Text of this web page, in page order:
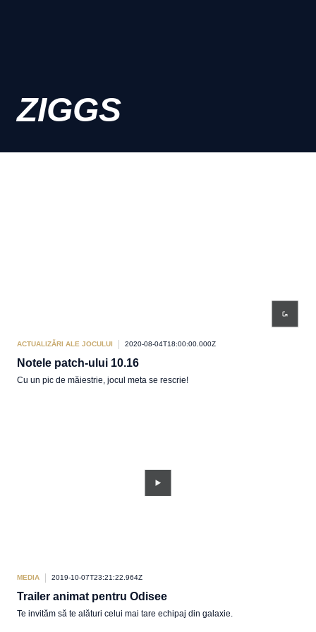
ZIGGS
ACTUALIZĂRI ALE JOCULUI 2020-08-04T18:00:00.000Z
Notele patch-ului 10.16
Cu un pic de măiestrie, jocul meta se rescrie!
MEDIA 2019-10-07T23:21:22.964Z
Trailer animat pentru Odisee
Te invităm să te alături celui mai tare echipaj din galaxie.